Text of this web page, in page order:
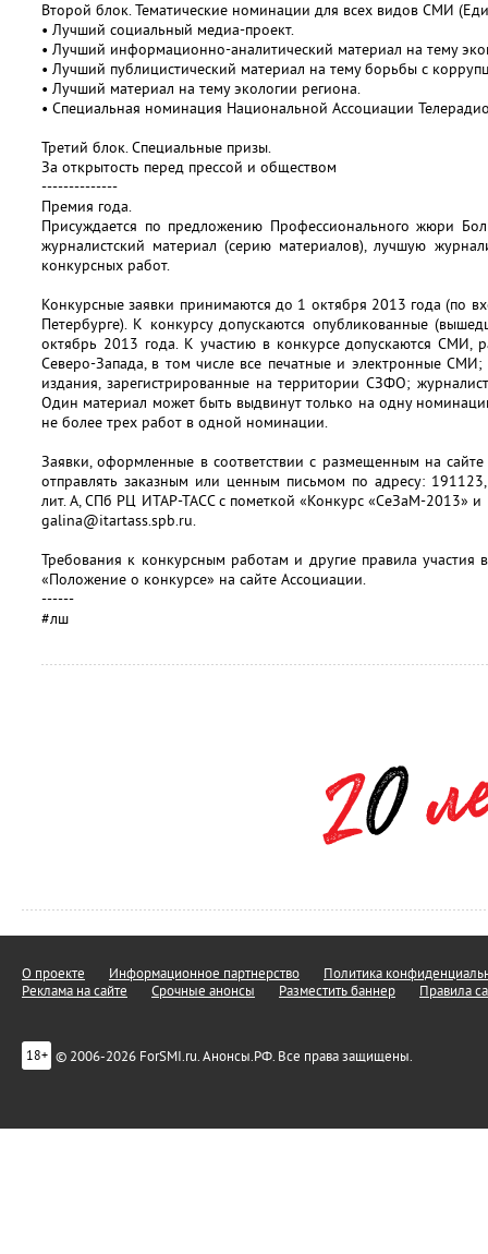
Второй блок. Тематические номинации для всех видов СМИ
• Лучший социальный медиа-проект.
• Лучший информационно-аналитический материал на тему
• Лучший публицистический материал на тему борьбы с
• Лучший материал на тему экологии региона.
• Специальная номинация Национальной Ассоциации
Третий блок. Специальные призы.
За открытость перед прессой и обществом
--------------
Премия года.
Присуждается по предложению Профессионального жюри
журналистский материал (серию материалов), лучшую
конкурсных работ.
Конкурсные заявки принимаются до 1 октября 2013 года (по
Петербурге). К конкурсу допускаются опубликованные
октябрь 2013 года. К участию в конкурсе допускаются
Северо-Запада, в том числе все печатные и электронные
издания, зарегистрированные на территории СЗФО;
Один материал может быть выдвинут только на одну
не более трех работ в одной номинации.
Заявки, оформленные в соответствии с размещенным на
отправлять заказным или ценным письмом по адресу:
лит. А, СПб РЦ ИТАР-ТАСС с пометкой «Конкурс «СеЗаМ-2013» и
galina@itartass.spb.ru.
Требования к конкурсным работам и другие правила участия
«Положение о конкурсе» на сайте Ассоциации.
------
#лш
О проекте Информационное партнерство
Политика
Реклама на сайте
Срочные анонсы Разместить баннер Правила
18+ © 2006-2026 ForSMI.ru. Анонсы.РФ. Все права защищены.